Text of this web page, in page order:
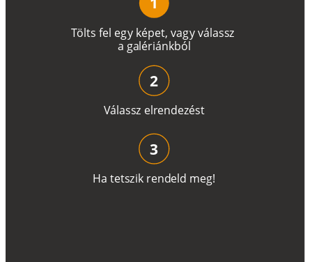
Tölts fel egy képet, vagyválassz
a galériánkból
Válassz elrendezést
2
Ha tetszik rendeld meg!
3